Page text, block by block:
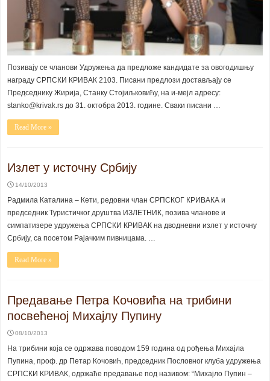
Позивају се чланови Удружења да предложе кандидате за овогодишњу
награду СРПСКИ КРИВАК 2103. Писани предлози достављају се
Председнику Жирија, Станку Стојиљковићу, на и-мејл адресу:
stanko@krivak.rs до 31. октобра 2013. године. Сваки писани …
Read More »
Излет у источну Србију
14/10/2013
Радмила Каталина – Кети, редовни члан СРПСКОГ КРИВАКА и
председник Туристичког друштва ИЗЛЕТНИК, позива чланове и
симпатизере удружења СРПСКИ КРИВАК на дводневни излет у источну
Србију, са посетом Рајачким пивницама. …
Read More »
Предавање Петра Кочовића на трибини
посвећеној Михајлу Пупину
08/10/2013
На трибини која се одржава поводом 159 година од рођења Михајла
Пупина, проф. др Петар Кочовић, председник Пословног клуба удружења
СРПСКИ КРИВАК, одржаће предавање под називом: “Михајло Пупин –